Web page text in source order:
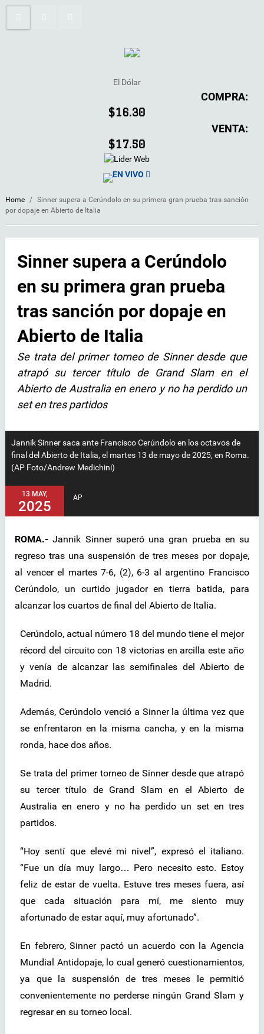
El Dólar
COMPRA:
$16.30
VENTA:
$17.50
EN VIVO
Home / Sinner supera a Cerúndolo en su primera gran prueba tras sanción
por dopaje en Abierto de Italia
Sinner supera a Cerúndolo
en su primera gran prueba
tras sanción por dopaje en
Abierto de Italia
Se trata del primer torneo de Sinner desde que
atrapó su tercer título de Grand Slam en el
Abierto de Australia en enero y no ha perdido un
set en tres partidos
Jannik Sinner saca ante Francisco Cerúndolo en los octavos de
final del Abierto de Italia, el martes 13 de mayo de 2025, en Roma.
(AP Foto/Andrew Medichini)
13 MAY,
2025
AP
ROMA.- Jannik Sinner superó una gran prueba en su
regreso tras una suspensión de tres meses por dopaje,
al vencer el martes 7-6, (2), 6-3 al argentino Francisco
Cerúndolo, un curtido jugador en tierra batida, para
alcanzar los cuartos de final del Abierto de Italia.
Cerúndolo, actual número 18 del mundo tiene el mejor
récord del circuito con 18 victorias en arcilla este año
y venía de alcanzar las semifinales del Abierto de
Madrid.
Además, Cerúndolo venció a Sinner la última vez que
se enfrentaron en la misma cancha, y en la misma
ronda, hace dos años.
Se trata del primer torneo de Sinner desde que atrapó
su tercer título de Grand Slam en el Abierto de
Australia en enero y no ha perdido un set en tres
partidos.
“Hoy sentí que elevé mi nivel”, expresó el italiano.
“Fue un día muy largo… Pero necesito esto. Estoy
feliz de estar de vuelta. Estuve tres meses fuera, así
que cada situación para mí, me siento muy
afortunado de estar aquí, muy afortunado”.
En febrero, Sinner pactó un acuerdo con la Agencia
Mundial Antidopaje, lo cual generó cuestionamientos,
ya que la suspensión de tres meses le permitió
convenientemente no perderse ningún Grand Slam y
regresar en su torneo local.